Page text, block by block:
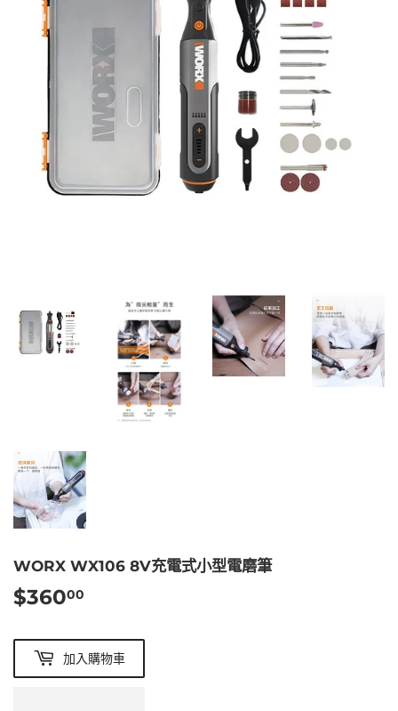
WORX WX106 8V充電式小型電磨筆
$36000
加入購物車